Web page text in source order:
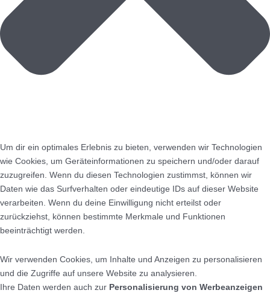
Um dir ein optimales Erlebnis zu bieten, verwenden wir Technologien
wie Cookies, um Geräteinformationen zu speichern und/oder darauf
zuzugreifen. Wenn du diesen Technologien zustimmst, können wir
Daten wie das Surfverhalten oder eindeutige IDs auf dieser Website
verarbeiten. Wenn du deine Einwilligung nicht erteilst oder
zurückziehst, können bestimmte Merkmale und Funktionen
beeinträchtigt werden.
Wir verwenden Cookies, um Inhalte und Anzeigen zu personalisieren
und die Zugriffe auf unsere Website zu analysieren.
Ihre Daten werden auch zur Personalisierung von Werbeanzeigen